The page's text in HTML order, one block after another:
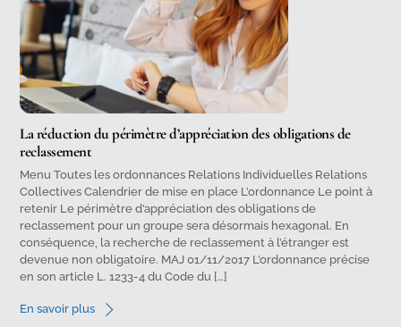
La réduction du périmètre d’appréciation des obligations de
reclassement
Menu Toutes les ordonnances Relations Individuelles Relations
Collectives Calendrier de mise en place L’ordonnance Le point à
retenir Le périmètre d’appréciation des obligations de
reclassement pour un groupe sera désormais hexagonal. En
conséquence, la recherche de reclassement à l’étranger est
devenue non obligatoire. MAJ 01/11/2017 L’ordonnance précise
en son article L. 1233-4 du Code du […]
En savoir plus